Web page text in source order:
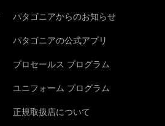
パタゴニアからのお知らせ
パタゴニアの公式アプリ
プロセールス プログラム
ユニフォーム プログラム
正規取扱店について